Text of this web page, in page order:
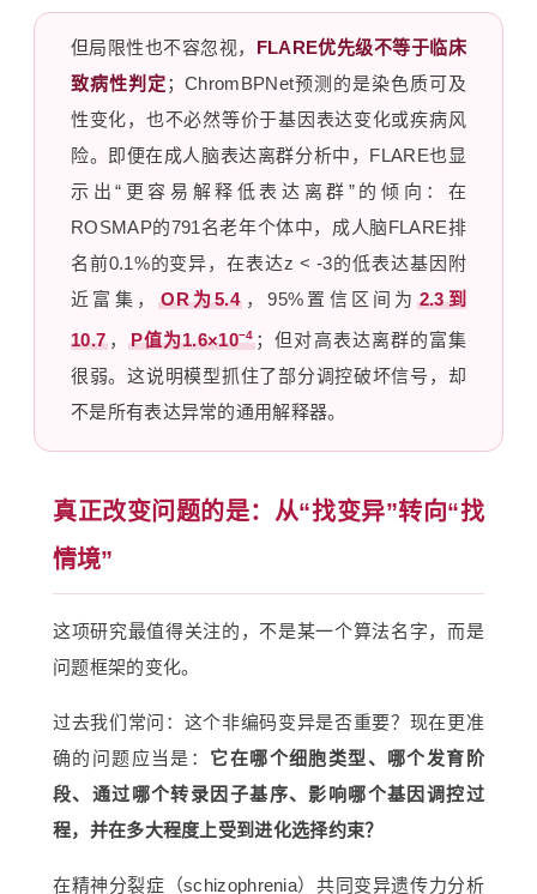
但局限性也不容忽视， FLARE优先级不等于临床
致病性判定；ChromBPNet预测的是染色质可及
性变化，也不必然等价于基因表达变化或疾病风
险。即便在成人脑表达离群分析中，FLARE也显
示出“更容易解释低表达离群”的倾向：在
ROSMAP的791名老年个体中，成人脑FLARE排
名前0.1%的变异，在表达z < -3的低表达基因附
近富集，OR为5.4 ，95%置信区间为 2.3到
10.7 ， P值为1.6×10−4 ；但对高表达离群的富集
很弱。这说明模型抓住了部分调控破坏信号，却
不是所有表达异常的通用解释器。
真正改变问题的是：从“找变异”转向“找
情境”
这项研究最值得关注的，不是某一个算法名字，而是
问题框架的变化。
过去我们常问：这个非编码变异是否重要？现在更准
确的问题应当是： 它在哪个细胞类型、哪个发育阶
段、通过哪个转录因子基序、影响哪个基因调控过
程，并在多大程度上受到进化选择约束？
在精神分裂症（schizophrenia）共同变异遗传力分析